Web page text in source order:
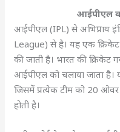
आईपीएल
आईपीएल (IPL) से अभिप्राय
League) से है। यह एक क्रिकेट
की जाती है। भारत की क्रिकेट
आईपीएल को चलाया जाता है।
जिसमें प्रत्येक टीम को 20
होती है।